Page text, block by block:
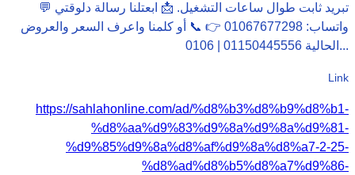
تبريد ثابت طوال ساعات التشغيل. 📩 ابعتلنا رسالة دلوقتي 💬
واتساب: 01067677298 👉 📞 أو كلمنا واعرف السعر والعروض
الحالية 01150445556 | 0106...
Link
https://sahlahonline.com/ad/%d8%b3%d8%b9%d8%b1-
%d8%aa%d9%83%d9%8a%d9%8a%d9%81-
%d9%85%d9%8a%d8%af%d9%8a%d8%a7-2-25-
%d8%ad%d8%b5%d8%a7%d9%86-